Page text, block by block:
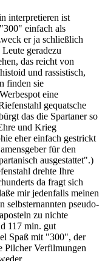
interpretieren ist
einfach als
er ja schließlich
geradezu
das reicht von
und rassistisch,
finden sie
eine
gequatsche
das die Spartaner so
und Krieg
eher einfach gestrickt
für den
ausgestattet".)
drehte Ihre
da fragt sich
mir jedenfalls meinen
selbsternannten pseudo-
zu nichte
117 min. gut
Spaß mit "300", der
Pilcher Verfilmungen